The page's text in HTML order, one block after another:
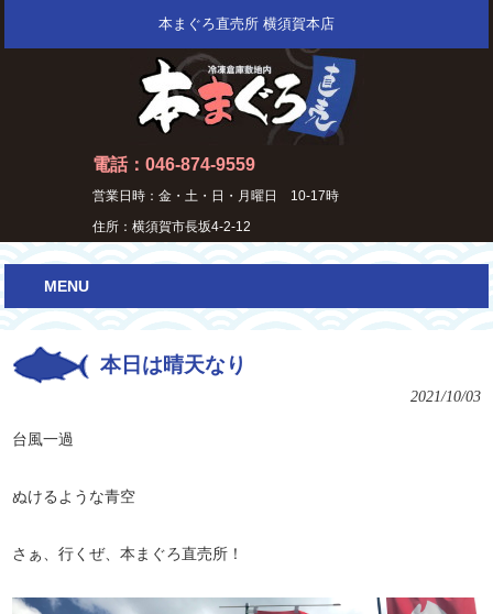
本まぐろ直売所 横須賀本店
電話：046-874-9559
営業日時：金・土・日・月曜日 10-17時
住所：横須賀市長坂4-2-12
MENU
本日は晴天なり
2021/10/03
台風一過
ぬけるような青空
さぁ、行くぜ、本まぐろ直売所！